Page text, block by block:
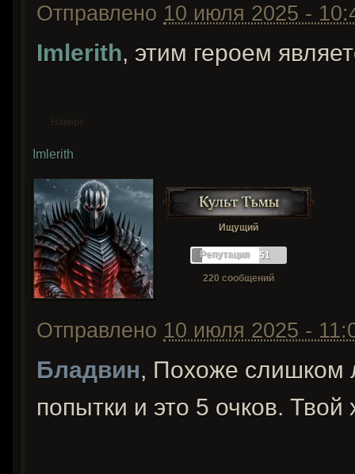
Отправлено 10 июля 2025 -
Imlerith, этим героем
Наверх
Imlerith
Ищущий
Репутация 51
220 сообщений
Отправлено 10 июля 2025 -
Бладвин, Похоже слишком
попытки и это 5 очков. Твой